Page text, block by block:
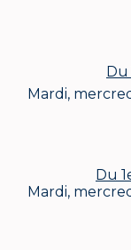
Du
Mardi,
Du
Mardi,